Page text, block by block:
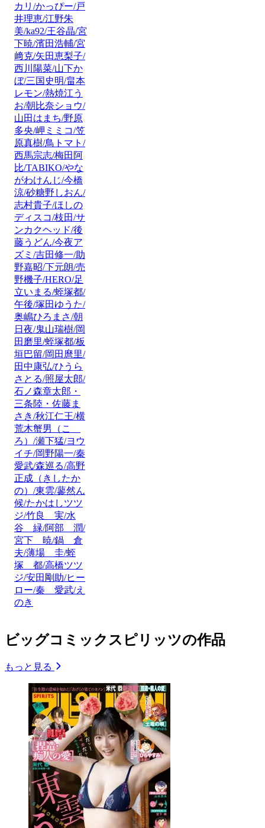
カリ/かっぴー/戸
井理恵/江野朱
美/ka92/王谷晶/宮
下暁/濱田浩輔/宮
﨑克/矢田恵梨子/
西川陽菜/山下か
ぼ/三国史明/畠本
レモン/熱焼江う
お/朝比奈ショウ/
山田はまち/野原
多央/岬ミミコ/笠
原真樹/鳥トマト/
西馬宗志/梅田阿
比/TABIKO/やな
がわけんじ/今橋
涼/砂糖野しおん/
志村貴子/ほしの
ディスコ/枝田/サ
ンカクヘッド/後
藤うどん/今夜ア
ズミ/吉田修一/助
野嘉昭/下元朗/売
野機子/HERO/足
立いまる/蛭塚都/
午後/塚田ゆうた/
奥嶋ひろまさ/朝
日夜/鬼山瑞樹/岡
田磨里/蛭塚都/板
垣巴留/岡田麿里/
田中康弘/ひうら
さとる/照屋太郎/
石ノ森章太郎・
三条陸・佐藤ま
さき/秋江仁王/横
荒木蟹男（こゝ
ろ）/瀬下猛/ヨウ
イチ/岡野陽一/秦
愛武/森巡る/高野
正成（きしたか
の）/東雲/蓼然ん
候/たかはしツツ
ジ/竹良 実/水
谷 緑/阿部 潤/
宮下 暁/鍋 倉
夫/薄場 圭/蛭
塚 都/高橋ツツ
ジ/安田剛助/ヒー
ロー/秦 愛武/え
のき
ビッグコミックスピリッツの作品
もっと見る